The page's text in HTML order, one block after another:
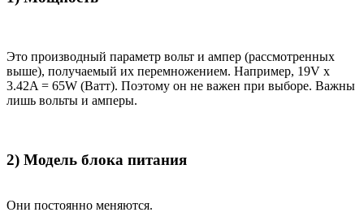
Это производный параметр вольт и ампер (рассмотренных
выше), получаемый их перемножением. Например, 19V x
3.42A = 65W (Ватт). Поэтому он не важен при выборе. Важны
лишь вольты и амперы.
2) Модель блока питания
Они постоянно меняются.